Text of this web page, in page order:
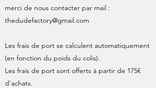
merci de nous contacter par mail :
thedudefactory@gmail.com
Les frais de port se calculent automatiquement
(en fonction du poids du colis).
Les frais de port sont offerts à partir de 175€
d'achats.